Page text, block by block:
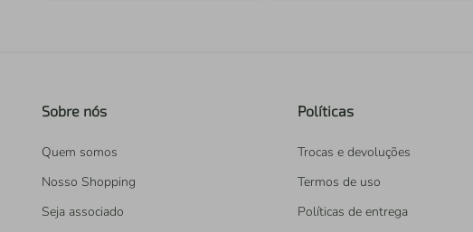
Sobre nós
Quem somos
Nosso Shopping
Seja associado
Políticas
Trocas e devoluções
Termos de uso
Políticas de entrega